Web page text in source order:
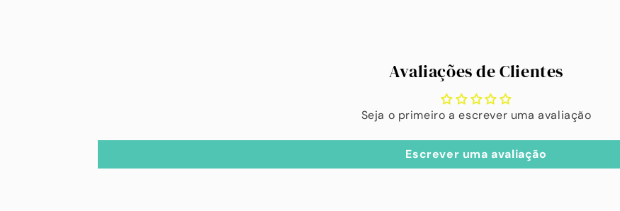
Avaliações de Clientes
Seja o primeiro a escrever uma avaliação
Escrever uma avaliação